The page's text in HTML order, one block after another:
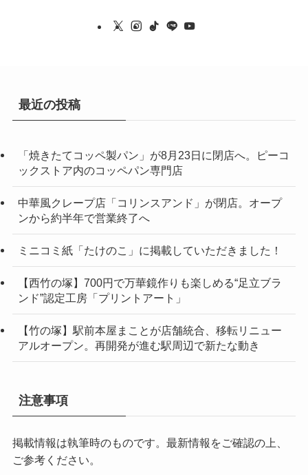
最近の投稿
「焼きたてコッペ製パン」が8月23日に閉店へ。ピーコ
ックストア内のコッペパン専門店
中華風クレープ店「コリンスアンド」が閉店。オープ
ンから約半年で営業終了へ
ミニコミ紙「たけのこ」に掲載していただきました！
【西竹の塚】700円で万華鏡作りも楽しめる“足立ブラ
ンド”認定工房「プリントアート」
【竹の塚】駅前本屋まことが店舗統合、移転リニュー
アルオープン。再開発が進む駅周辺で新たな動き
注意事項
掲載情報は執筆時のものです。最新情報をご確認の上、
ご参考ください。